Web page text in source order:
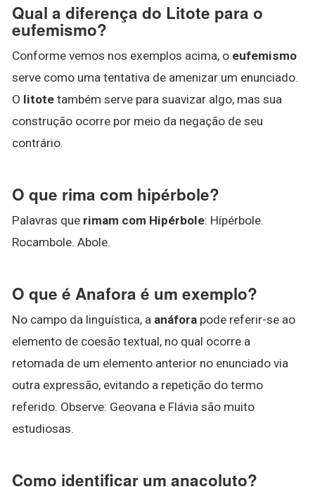
Qual a diferença do Litote para o
eufemismo?
Conforme vemos nos exemplos acima, o eufemismo
serve como uma tentativa de amenizar um enunciado.
O litote também serve para suavizar algo, mas sua
construção ocorre por meio da negação de seu
contrário.
O que rima com hipérbole?
Palavras que rimam com Hipérbole: Hípérbole.
Rocambole. Abole.
O que é Anafora é um exemplo?
No campo da linguística, a anáfora pode referir-se ao
elemento de coesão textual, no qual ocorre a
retomada de um elemento anterior no enunciado via
outra expressão, evitando a repetição do termo
referido. Observe: Geovana e Flávia são muito
estudiosas.
Como identificar um anacoluto?